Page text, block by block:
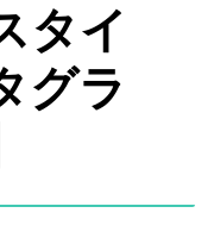
タイ
グラ